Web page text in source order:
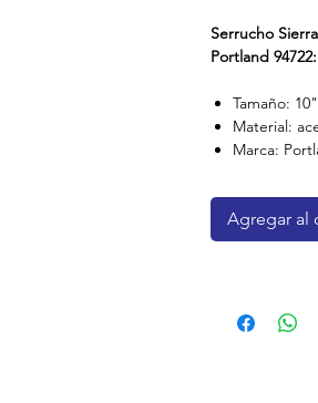
Serrucho
Portland 94722:
Tamaño: 10"
Material:
Marca:
Agregar al